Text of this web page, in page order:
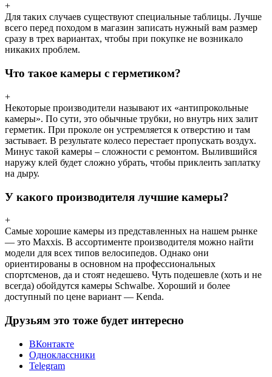
+
Для таких случаев существуют специальные таблицы. Лучше
всего перед походом в магазин записать нужный вам размер
сразу в трех вариантах, чтобы при покупке не возникало
никаких проблем.
Что такое камеры с герметиком?
+
Некоторые производители называют их «антипрокольные
камеры». По сути, это обычные трубки, но внутрь них залит
герметик. При проколе он устремляется к отверстию и там
застывает. В результате колесо перестает пропускать воздух.
Минус такой камеры – сложности с ремонтом. Вылившийся
наружу клей будет сложно убрать, чтобы приклеить заплатку
на дыру.
У какого производителя лучшие камеры?
+
Самые хорошие камеры из представленных на нашем рынке
— это Maxxis. В ассортименте производителя можно найти
модели для всех типов велосипедов. Однако они
ориентированы в основном на профессиональных
спортсменов, да и стоят недешево. Чуть подешевле (хоть и не
всегда) обойдутся камеры Schwalbe. Хороший и более
доступный по цене вариант — Kenda.
Друзьям это тоже будет интересно
ВКонтакте
Одноклассники
Telegram